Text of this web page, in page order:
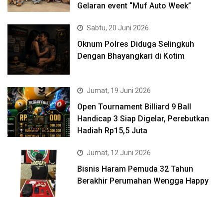
Gelaran event “Muf Auto Week”
Sabtu, 20 Juni 2026
Oknum Polres Diduga Selingkuh
Dengan Bhayangkari di Kotim
Jumat, 19 Juni 2026
Open Tournament Billiard 9 Ball
Handicap 3 Siap Digelar, Perebutkan
Hadiah Rp15,5 Juta
Jumat, 12 Juni 2026
Bisnis Haram Pemuda 32 Tahun
Berakhir Perumahan Wengga Happy